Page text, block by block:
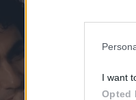
I want
Opted